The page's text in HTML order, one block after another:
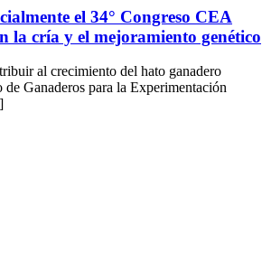
el 34° Congreso CEA
la cría y el mejoramiento genético
al crecimiento del hato ganadero
Ganaderos para la Experimentación